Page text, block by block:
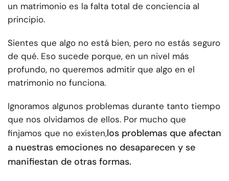
un matrimonio es la falta total de conciencia al
principio.
Sientes que algo no está bien, pero no estás seguro
de qué. Eso sucede porque, en un nivel más
profundo, no queremos admitir que algo en el
matrimonio no funciona.
Ignoramos algunos problemas durante tanto tiempo
que nos olvidamos de ellos. Por mucho que
finjamos que no existen,los problemas que afectan
a nuestras emociones no desaparecen y se
manifiestan de otras formas.